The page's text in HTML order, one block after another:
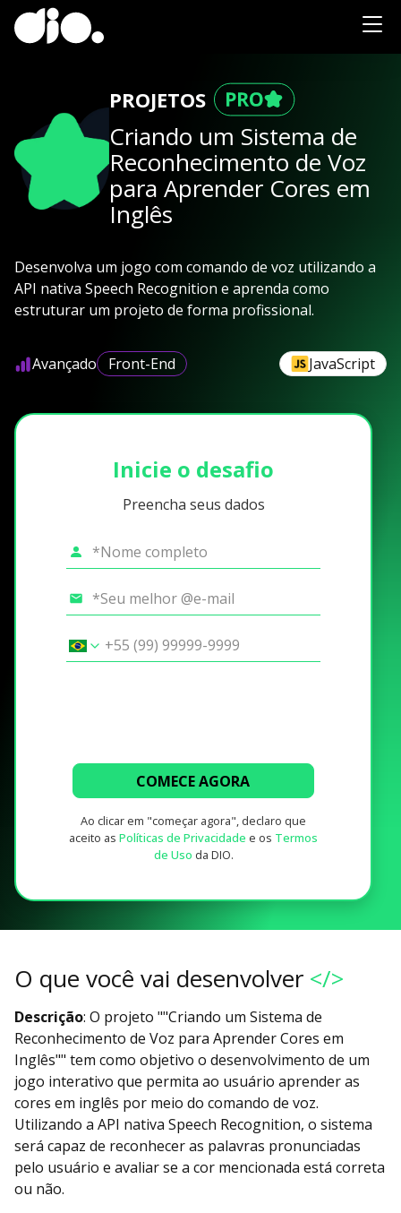
PROJETOS
Criando um Sistema de
Reconhecimento de Voz
para Aprender Cores em
Inglês
Desenvolva um jogo com comando de voz utilizando a
API nativa Speech Recognition e aprenda como
estruturar um projeto de forma profissional.
Avançado Front-End JavaScript
Inicie o desafio
Preencha seus dados
COMECE AGORA
Ao clicar em "começar agora", declaro que
aceito as Políticas de Privacidade e os Termos
de Uso da DIO.
O que você vai desenvolver </>
Descrição: O projeto ""Criando um Sistema de
Reconhecimento de Voz para Aprender Cores em
Inglês"" tem como objetivo o desenvolvimento de um
jogo interativo que permita ao usuário aprender as
cores em inglês por meio do comando de voz.
Utilizando a API nativa Speech Recognition, o sistema
será capaz de reconhecer as palavras pronunciadas
pelo usuário e avaliar se a cor mencionada está correta
ou não.